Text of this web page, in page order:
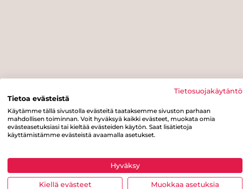
Tietosuojakäytäntö
Tietoa evästeistä
Käytämme tällä sivustolla evästeitä taataksemme sivuston parhaan
mahdollisen toiminnan. Voit hyväksyä kaikki evästeet, muokata omia
evästeasetuksiasi tai kieltää evästeiden käytön. Saat lisätietoja
käyttämistämme evästeistä avaamalla asetukset.
Hyväksy
Kiellä evästeet Muokkaa asetuksia